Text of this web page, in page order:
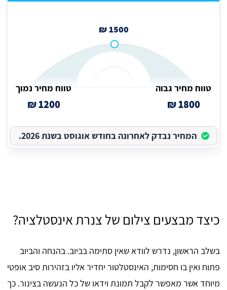
1500 ₪
טווח מחיר גבוה
1800 ₪
טווח מחיר נמוך
1200 ₪
המחיר נבדק לאחרונה בחודש אוגוסט בשנת 2026.
כיצד מבצעים צילום של צנרת אינסטלציה?
בשלב הראשון, נדרש לוודא שאין סתימה בביוב. בהנחה והביוב
פתוח ואין בו חסימות, האינסטלטור יחדיר אליו בזהירות סיב אופטי
מיוחד אשר מאפשר לקבל תמונת וידאו של כל הנעשה בצינור. כך